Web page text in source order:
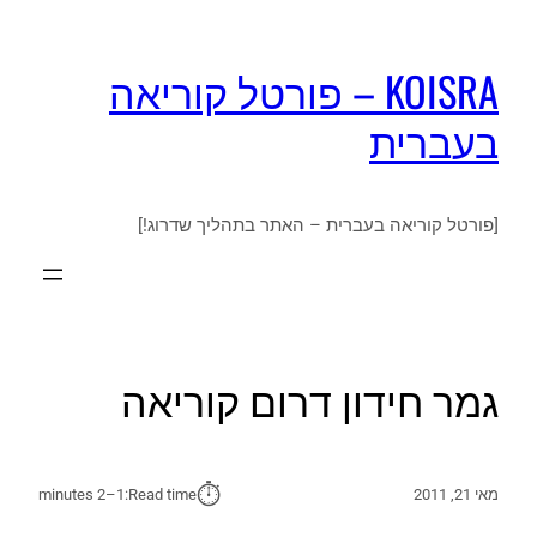
KOISRA – פורטל קוריאה
בעברית
[פורטל קוריאה בעברית – האתר בתהליך שדרוג!]
גמר חידון דרום קוריאה
מאי 21, 2011 ⏱︎
Read time:
1–2 minutes